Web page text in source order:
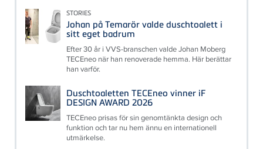
STORIES
Johan på Temarör valde duschtoalett i
sitt eget badrum
Efter 30 år i VVS-branschen valde Johan Moberg
TECEneo när han renoverade hemma. Här berättar
han varför.
Duschtoaletten TECEneo vinner iF
DESIGN AWARD 2026
TECEneo prisas för sin genomtänkta design och
funktion och tar nu hem ännu en internationell
utmärkelse.